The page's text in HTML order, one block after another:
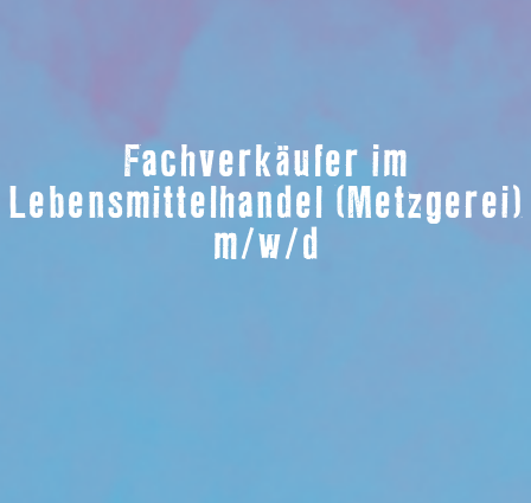
Fachverkäufer im
Lebensmittelhandel (Metzgerei)
m/w/d